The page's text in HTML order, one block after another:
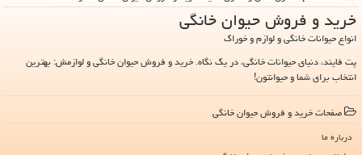
خرید و فروش حیوان خانگی
انواع حیوانات خانگی و لوازم و خوراک
پت فایند، دنیای حیوانات خانگی، در یک نگاه. خرید و فروش حیوان خانگی و لوازمش: بهترین
انتخاب برای شما و حیوانتون!
صفحات خرید و فروش حیوان خانگی
درباره ما